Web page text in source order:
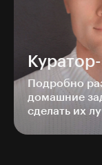
Подробно
домашние
сделать их